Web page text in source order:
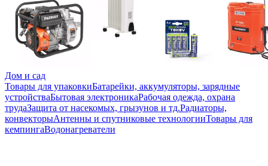
Дом и сад
Товары для упаковкиБатарейки, аккумуляторы, зарядные
устройстваБытовая электроникаРабочая одежда, охрана
трудаЗащита от насекомых, грызунов и тд.Радиаторы,
конвекторыАнтенны и спутниковые технологииТовары для
кемпингаВодонагреватели